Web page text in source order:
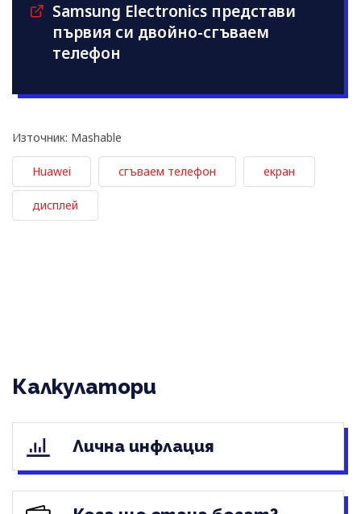
Samsung Electronics представи
първия си двойно-сгъваем
телефон
Източник: Mashable
Huawei сгъваем телефон екран
дисплей
Калкулатори
Лична инфлация